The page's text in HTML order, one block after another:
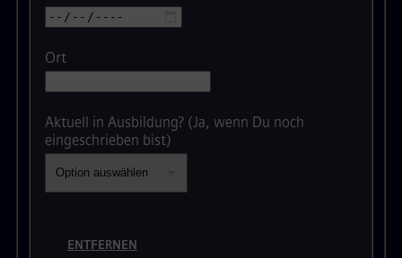
Ort
Aktuell in Ausbildung? (Ja, wenn Du noch
eingeschrieben bist)
ENTFERNEN